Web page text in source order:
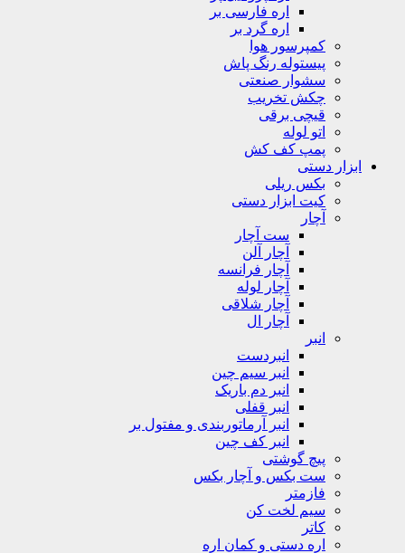
اره فارسی بر
اره گرد بر
کمپرسور هوا
پیستوله رنگ پاش
سشوار صنعتی
چکش تخریب
قیچی برقی
اتو لوله
پمپ کف کش
ابزار دستی
بکس ریلی
کیت ابزار دستی
آچار
ست آچار
آچار آلن
آچار فرانسه
آچار لوله
آچار شلاقی
آچار ال
انبر
انبردست
انبر سیم چین
انبر دم باریک
انبر قفلی
انبر آرماتوربندی و مفتول بر
انبر کف چین
پیچ گوشتی
ست بکس و آچار بکس
فازمتر
سیم لخت کن
کاتر
اره دستی و کمان اره